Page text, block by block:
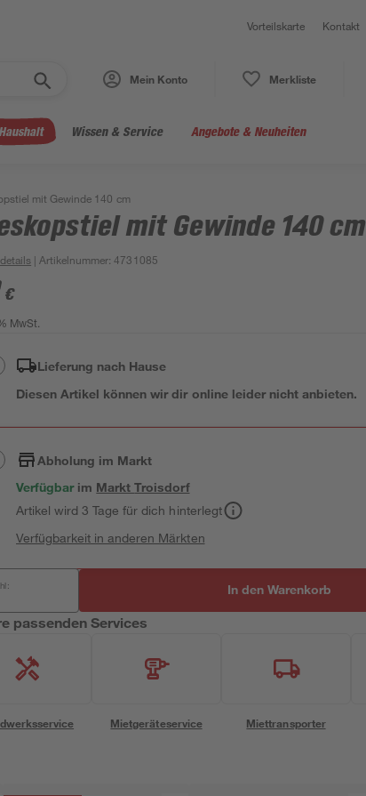
Vorteilskarte Kontakt
Mein Konto Merkliste
Wissen & Service Angebote & Neuheiten
mit Gewinde 140 cm
mit Gewinde 140 cm
| Artikelnummer:4731085
€
MwSt.
Lieferung nach Hause
Diesen Artikel können wir dir online leider nicht anbieten.
Abholung im Markt
Verfügbar im MarktTroisdorf
Artikel wird 3 Tage für dich hinterlegt
Verfügbarkeit in anderen Märkten
In den Warenkorb
passenden Services
Mietgeräteservice Miettransporter